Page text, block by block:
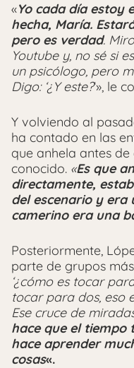
«Yo cada día estoy
hecha, María.
pero es verdad.
Youtube y, no sé si
un psicólogo, pero
Digo: ‘¿Y este?‘», le
Y volviendo al
ha contado en las
que anhela antes
conocido. «Es que
directamente,
del escenario y era
camerino era una
Posteriormente,
parte de grupos
‘¿cómo es tocar
tocar para dos, eso
Ese cruce de
hace que el
hace aprender
cosas«.